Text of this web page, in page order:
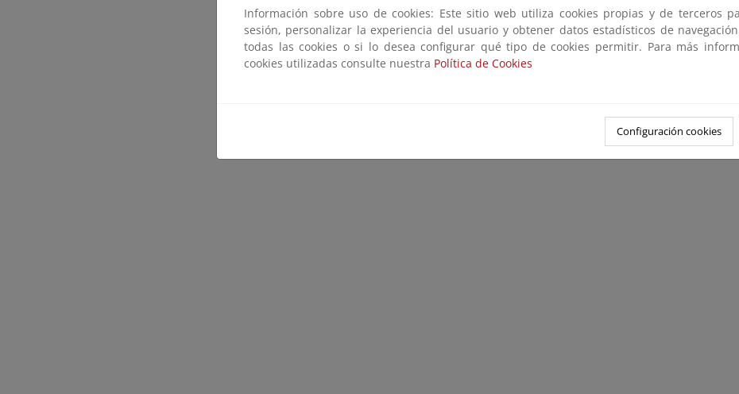
Agricultura
Información sobre uso de cookies: Este sitio web utiliza cookies propias y de terceros
sesión, personalizar la experiencia del usuario y obtener datos estadísticos de
todas las cookies o si lo desea configurar qué tipo de cookies permitir. Para más
cookies utilizadas consulte nuestra Política de Cookies
Configuración cookies